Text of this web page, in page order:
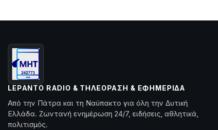
LEPANTO RADIO & ΤΗΛΕΌΡΑΣΗ & ΕΦΗΜΕΡΊΔΑ
Από την Πάτρα και τη Ναύπακτο για όλη την Δυτική
Ελλάδα. Ζωντανή ενημέρωση 24/7, ειδήσεις, αθλητικά,
πολιτισμός.